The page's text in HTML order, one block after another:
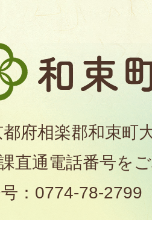
府相楽郡和束町
直通電話番号を
：0774-78-2799